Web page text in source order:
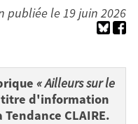
publiée le 19 juin 2026
« Ailleurs sur le
titre d'information
CLAIRE.